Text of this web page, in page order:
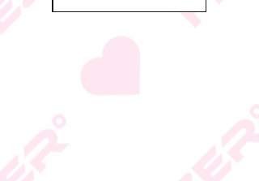
הכשרות על פי החלטת
היצרן או גוף הכשרות;
המידע המעודכן מופיע על
* ט.ל.ח.